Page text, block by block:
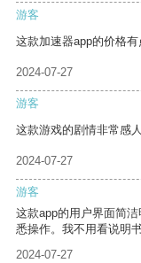
游客
这款加速器app的价格
2024-07-27
游客
这款游戏的剧情非常感
2024-07-27
游客
这款app的用户界面简
悉操作。我不用看说明
2024-07-27